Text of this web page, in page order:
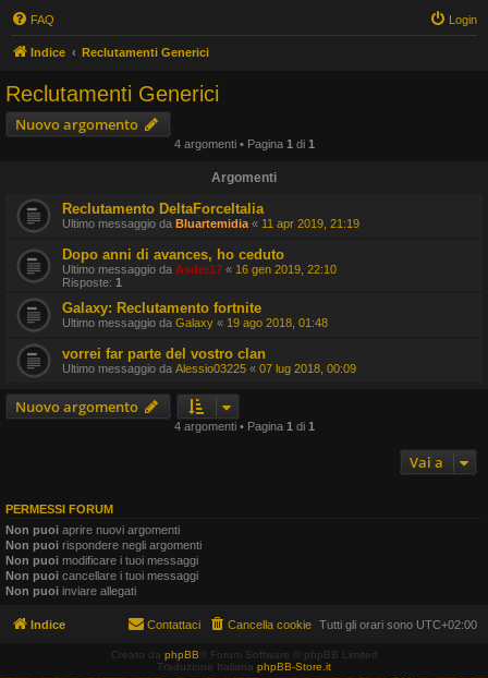
FAQ Login
Indice Reclutamenti Generici
Reclutamenti Generici
Nuovo argomento
4 argomenti • Pagina 1 di 1
Argomenti
Reclutamento DeltaForceItalia
Ultimo messaggio da Bluartemidia « 11 apr 2019, 21:19
Dopo anni di avances, ho ceduto
Ultimo messaggio da Asder17 « 16 gen 2019, 22:10
Risposte: 1
Galaxy: Reclutamento fortnite
Ultimo messaggio da Galaxy « 19 ago 2018, 01:48
vorrei far parte del vostro clan
Ultimo messaggio da Alessio03225 « 07 lug 2018, 00:09
Nuovo argomento
4 argomenti • Pagina 1 di 1
Vai a
PERMESSI FORUM
Non puoi aprire nuovi argomenti
Non puoi rispondere negli argomenti
Non puoi modificare i tuoi messaggi
Non puoi cancellare i tuoi messaggi
Non puoi inviare allegati
Indice Tutti gli orari sono UTC+02:00
Cancella cookie
Contattaci
Creato da phpBB ® Forum Software © phpBB Limited
Traduzione Italiana phpBB-Store.it